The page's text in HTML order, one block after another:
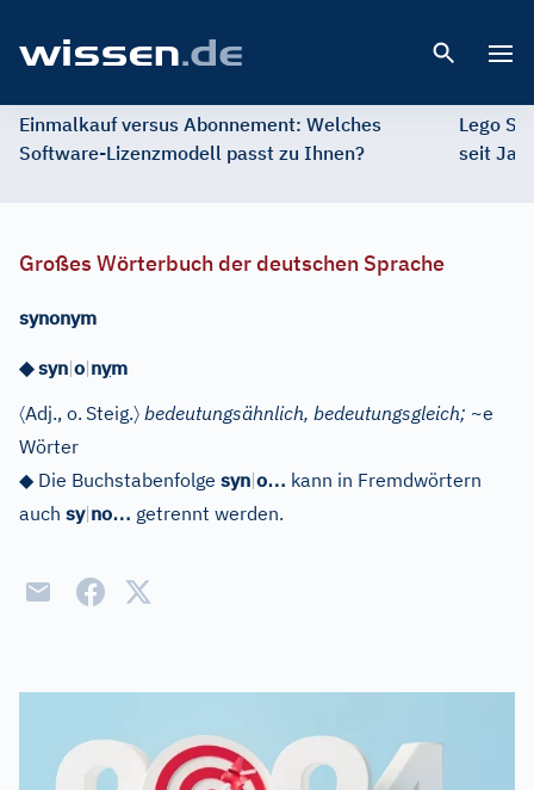
Einmalkauf versus Abonnement: Welches
Software-Lizenzmodell passt zu Ihnen?
Lego
seit
Großes Wörterbuch der deutschen Sprache
synonym
◆syn|o|nym
〈Adj., o. Steig.〉 bedeutungsähnlich, bedeutungsgleich; ~e
Wörter
◆ Die Buchstabenfolge syn|o… kann in Fremdwörtern
auch sy|no… getrennt werden.